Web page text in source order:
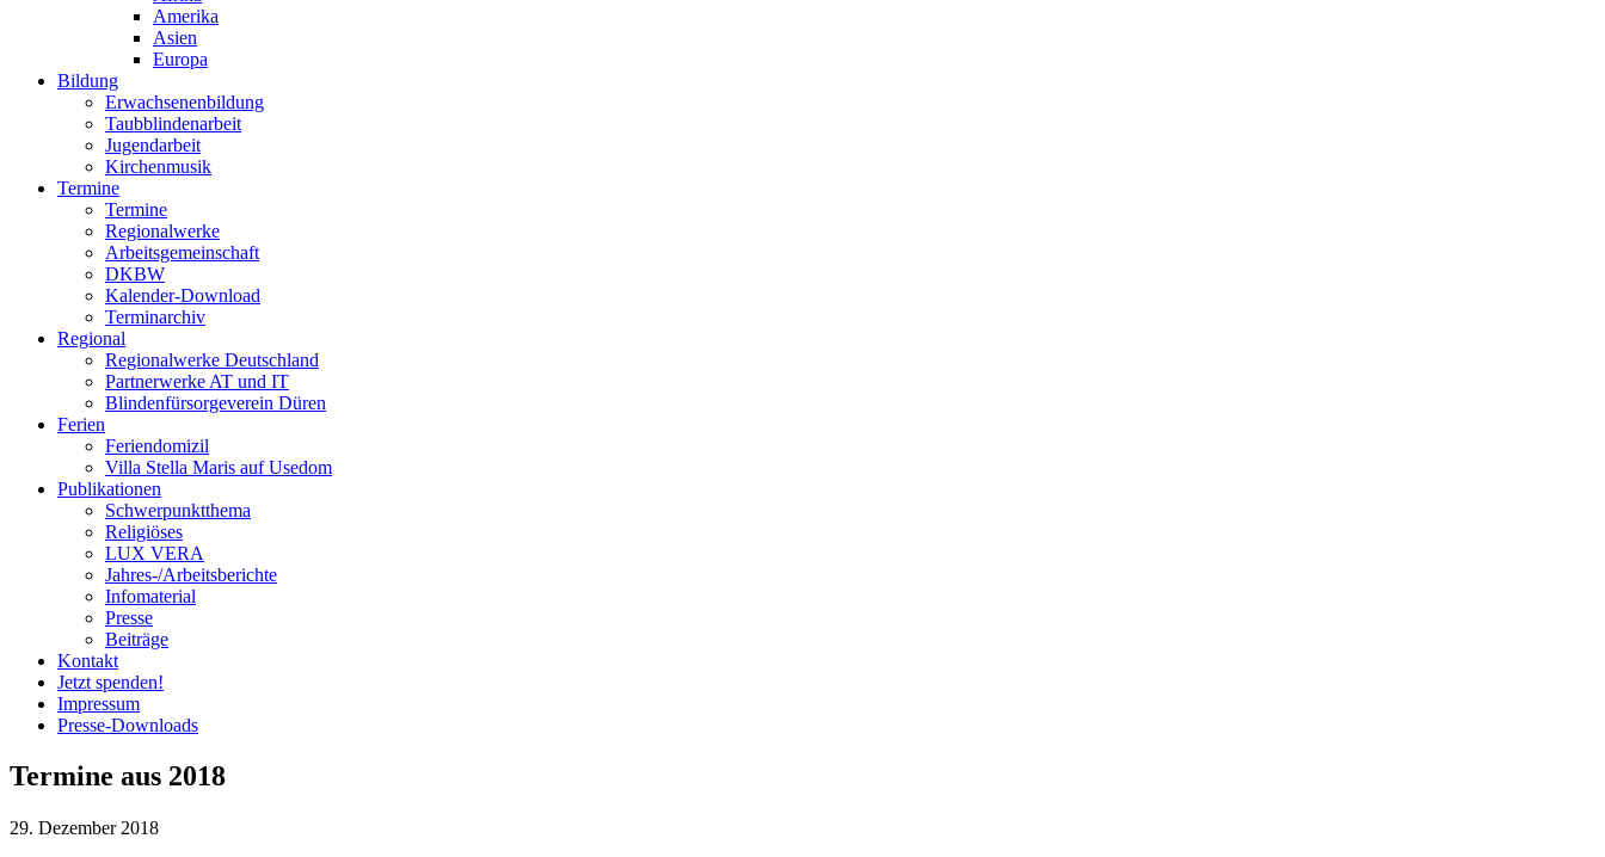
Amerika
Asien
Europa
Bildung
Erwachsenenbildung
Taubblindenarbeit
Jugendarbeit
Kirchenmusik
Termine
Termine
Regionalwerke
Arbeitsgemeinschaft
DKBW
Kalender-Download
Terminarchiv
Regional
Regionalwerke Deutschland
Partnerwerke AT und IT
Blindenfürsorgeverein Düren
Ferien
Feriendomizil
Villa Stella Maris auf Usedom
Publikationen
Schwerpunktthema
Religiöses
LUX VERA
Jahres-/​Arbeitsberichte
Infomaterial
Presse
Beiträge
Kontakt
Jetzt spenden!
Impressum
Presse-Downloads
Termine aus 2018
29. Dezember 2018